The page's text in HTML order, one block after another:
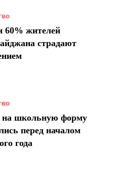
60% жителей
страдают
школьную форму
перед началом
года